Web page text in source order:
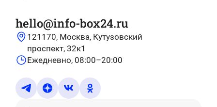
hello@info-box24.ru
121170, Москва, Кутузовский
проспект, 32к1
Ежедневно, 08:00–20:00